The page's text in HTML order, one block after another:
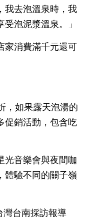
我去泡溫泉時，我
泡泥漿溫泉。」
家消費滿千元還可
，如果露天泡湯的
促銷活動，包含吃
光音樂會與夜間咖
體驗不同的關子嶺
灣台南採訪報導